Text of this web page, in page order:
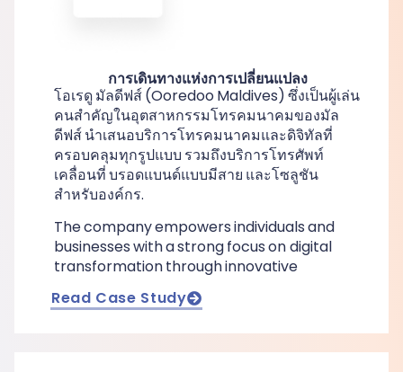
การเดินทางแห่งการเปลี่ยนแปลง
โอเรดู มัลดีฟส์ (Ooredoo Maldives) ซึ่งเป็นผู้เล่น
คนสำคัญในอุตสาหกรรมโทรคมนาคมของมัล
ดีฟส์ นำเสนอบริการโทรคมนาคมและดิจิทัลที่
ครอบคลุมทุกรูปแบบ รวมถึงบริการโทรศัพท์
เคลื่อนที่ บรอดแบนด์แบบมีสาย และโซลูชัน
สำหรับองค์กร.
The company empowers individuals and
businesses with a strong focus on digital
transformation through innovative
Read Case Study